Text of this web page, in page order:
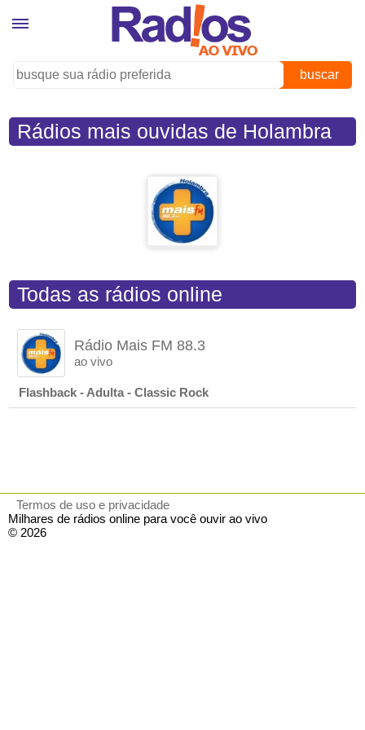
buscar
Rádios mais ouvidas de Holambra
Todas as rádios online
Rádio Mais FM 88.3
ao vivo
Flashback - Adulta - Classic Rock
Termos de uso e privacidade
Milhares de rádios online para você ouvir ao vivo
© 2026